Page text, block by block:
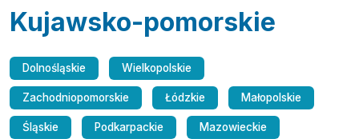
Kujawsko-pomorskie
Dolnośląskie Wielkopolskie
Zachodniopomorskie Łódzkie Małopolskie
Śląskie Podkarpackie Mazowieckie